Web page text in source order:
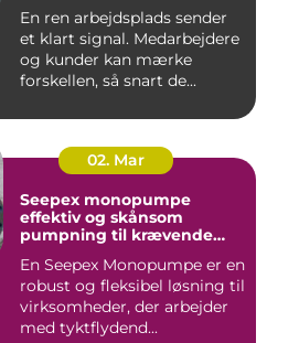
En ren arbejdsplads sender
et klart signal. Medarbejdere
og kunder kan mærke
forskellen, så snart de...
02. Mar
Seepex monopumpe
effektiv og skånsom
pumpning til krævende
En Seepex Monopumpe er en
robust og fleksibel løsning til
virksomheder, der arbejder
med tyktflydend...